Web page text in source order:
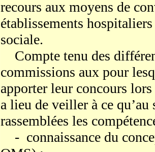
recours aux moyens de
établissements
sociale.
Compte tenu des
commissions aux pour
apporter leur concours
a lieu de veiller à ce
rassemblées les
- connaissance du